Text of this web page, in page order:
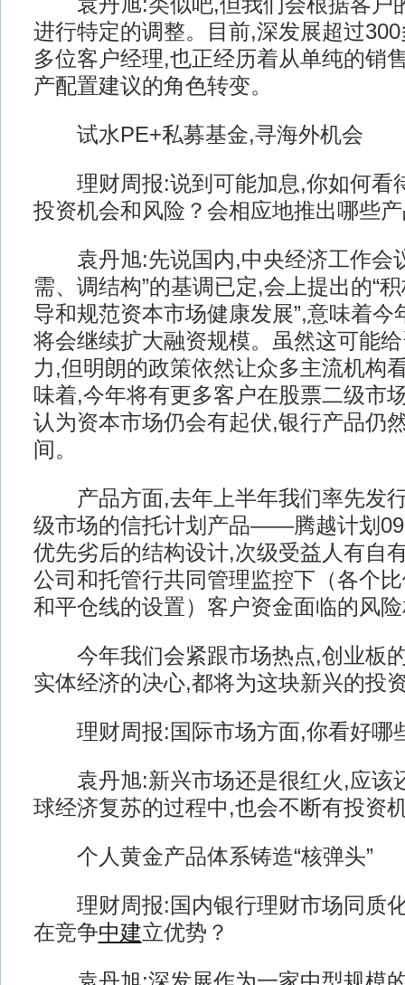
进行特定的调整。目前,深发展超过
多位客户经理,也正经历着从单纯的销
产配置建议的角色转变。
试水PE+私募基金,寻海外机会
理财周报:说到可能加息,你如何看
投资机会和风险？会相应地推出哪些
袁丹旭:先说国内,中央经济工作会
需、调结构”的基调已定,会上提出的“
导和规范资本市场健康发展”,意味着今
将会继续扩大融资规模。虽然这可能
力,但明朗的政策依然让众多主流机构
味着,今年将有更多客户在股票二级市
认为资本市场仍会有起伏,银行产品仍
间。
产品方面,去年上半年我们率先发
级市场的信托计划产品——腾越计划
优先劣后的结构设计,次级受益人有自
公司和托管行共同管理监控下（各个
和平仓线的设置）客户资金面临的风
今年我们会紧跟市场热点,创业板
实体经济的决心,都将为这块新兴的投
理财周报:国际市场方面,你看好哪
袁丹旭:新兴市场还是很红火,应该
球经济复苏的过程中,也会不断有投资
个人黄金产品体系铸造“核弹头”
理财周报:国内银行理财市场同质
在竞争中建立优势？